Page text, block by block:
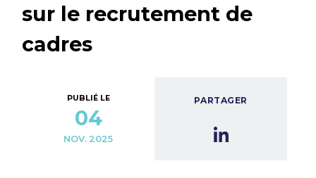
sur le recrutement de
cadres
PUBLIÉ LE
04
NOV. 2025
PARTAGER